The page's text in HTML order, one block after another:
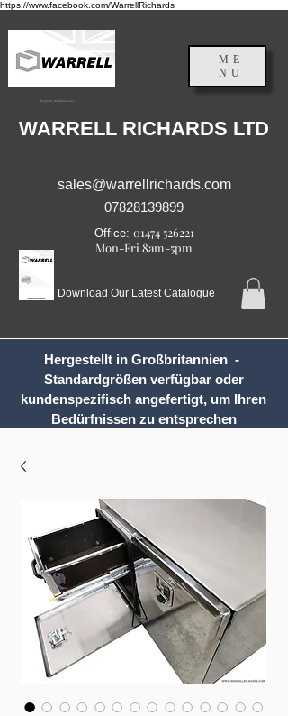
https://www.facebook.com/WarrellRichards
England, Großbritannien
ME
NU
WARRELL RICHARDS LTD
sales@warrellrichards.com
07828139899
Office: 01474 526221
Mon-Fri 8am-5pm
Download Our Latest Catalogue
Hergestellt in Großbritannien -
Standardgrößen verfügbar oder
kundenspezifisch angefertigt, um Ihren
Bedürfnissen zu entsprechen